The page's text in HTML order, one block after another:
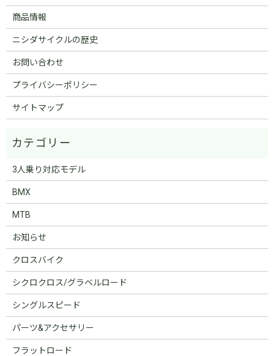
商品情報
ニシダサイクルの歴史
お問い合わせ
プライバシーポリシー
サイトマップ
3人乗り対応モデル
BMX
MTB
お知らせ
クロスバイク
シクロクロス/グラベルロード
シングルスピード
パーツ&アクセサリー
フラットロード